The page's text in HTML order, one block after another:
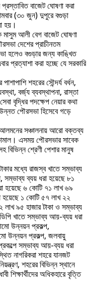
বাজেট ঘোষণা করা
(৩০ জুন) দুপুরে বগুড়া
হয়।
আলী বেগ বাজেট ঘোষণা
দেশের প্রাচীনতম
হলেও বগুড়ার জন্য কাঙ্খিত
প্রত্যাশা করা হচ্ছে যে সরকারি
শহরের সৌন্দর্য বর্ধন,
বর্জ্য ব্যবস্থাপনা, রাস্তা
বৃদ্ধির পদক্ষেপ নেয়ার কথা
পৌরসভা হিসেবে গড়ে
আলমনের সঞ্চালনায় আরো বক্তব্য
এসময় পৌরসভার সাবেক
বিভিন্ন শ্রেণী পেশার মানুষ
মধ্যে রাজস্ব খাতে সম্ভাব্য
ব্যয় ধরা হয়েছে ৮১
হয়েছে ৬ কোটি ৭১ লাখ ৬৯
হয়েছে ১ কোটি ৫৭ লাখ ২২
লাখ ৯৫ হাজার টাকা ও সম্ভাব্য
খাতে সম্ভাব্য আয়-ব্যয় ধরা
উন্নয়ন প্রকল্প,
উন্নয়ন প্রকল্প, জলবায়ু
সম্ভাব্য আয়-ব্যয় ধরা
নাগরিকরা শহরে যানজট
শহরের বিভিন্ন স্থানে
শিক্ষার্থীদের অধিকহারে বৃত্তি